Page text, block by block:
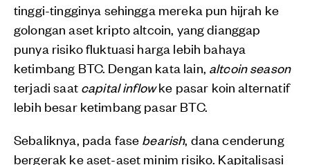
tinggi-tingginya sehingga mereka pun hijrah ke
golongan aset kripto altcoin, yang dianggap
punya risiko fluktuasi harga lebih bahaya
ketimbang BTC. Dengan kata lain, altcoin season
terjadi saat capital inflowke pasar koin alternatif
lebih besar ketimbang pasar BTC.
Sebaliknya, pada fase bearish, dana cenderung
bergerak ke aset-aset minim risiko. Kapitalisasi